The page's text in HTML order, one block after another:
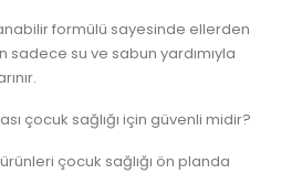
formülü sayesinde ellerden
su ve sabun yardımıyla
çocuk sağlığı için güvenli midir?
çocuk sağlığı ön planda